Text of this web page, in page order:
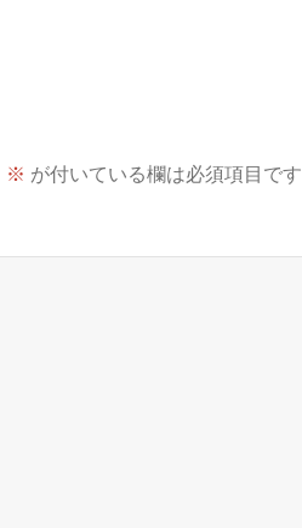
※ が付いている欄は必須項目です